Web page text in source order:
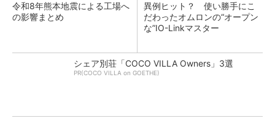
令和8年熊本地震による工場へ
の影響まとめ
異例ヒット？ 使い勝手にこ
だわったオムロンの“オープン
な”IO-Linkマスター
シェア別荘「COCO VILLA Owners」3選
PR(COCO VILLA on GOETHE)